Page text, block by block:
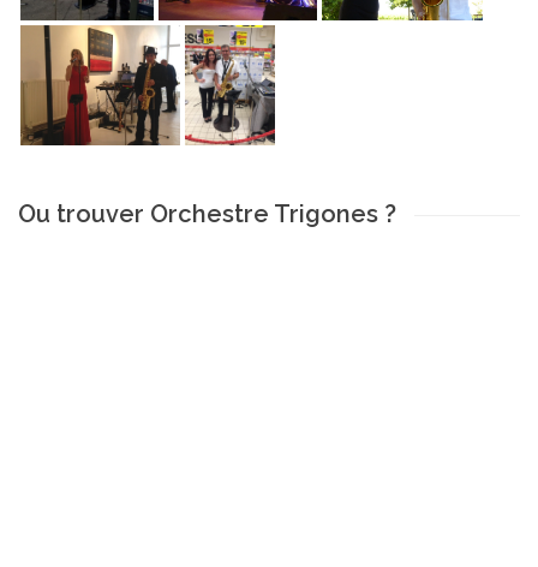
Ou trouver Orchestre Trigones ?